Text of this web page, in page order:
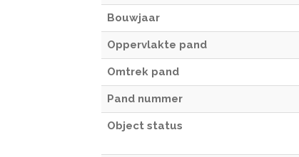
Bouwjaar
Oppervlakte pand
Omtrek pand
Pand nummer
Object status